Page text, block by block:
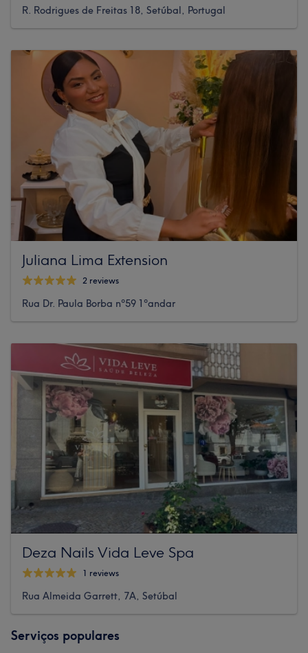
R. Rodrigues de Freitas 18, Setúbal, Portugal
Juliana Lima Extension
2 reviews
Rua Dr. Paula Borba nº59 1ºandar
Deza Nails Vida Leve Spa
1 reviews
Rua Almeida Garrett, 7A, Setúbal
Serviços populares